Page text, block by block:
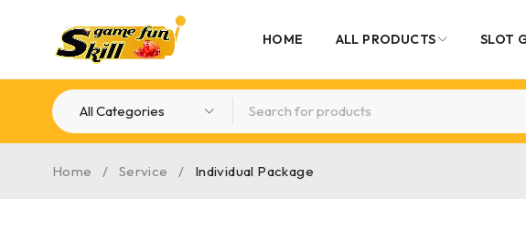
HOME ALL PRODUCTS SLOT
Home / Service / Individual Package